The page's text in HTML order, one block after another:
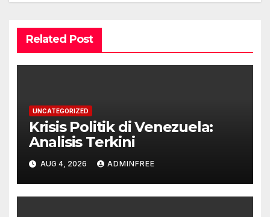
Related Post
UNCATEGORIZED
Krisis Politik di Venezuela:
Analisis Terkini
AUG 4, 2026 ADMINFREE